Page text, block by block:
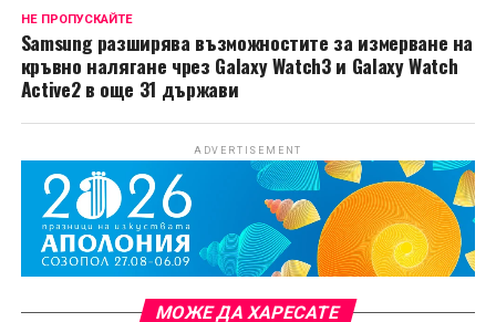
НЕ ПРОПУСКАЙТЕ
Samsung разширява възможностите за измерване на
кръвно налягане чрез Galaxy Watch3 и Galaxy Watch
Active2 в още 31 държави
ADVERTISEMENT
МОЖЕ ДА ХАРЕСАТЕ